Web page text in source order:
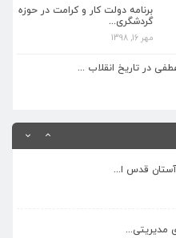
برنامه دولت کار و کرامت در حوزه
گردشگری...
مهر 16, 1398
در تاریخ انقلاب ...
آستان قدس ا...
مدیریتی...